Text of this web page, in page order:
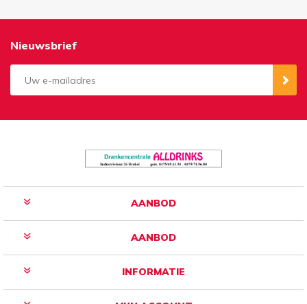
Nieuwsbrief
AANBOD
AANBOD
INFORMATIE